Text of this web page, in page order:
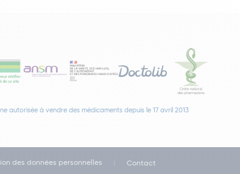
autorisée à vendre des médicaments depuis le 17 avril 2013
des données personnelles Contact